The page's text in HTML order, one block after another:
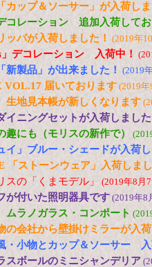
カップ＆ソーサー」が入荷し
コレーション 追加入荷して
ッパが入荷しました！ (2019年
デコレーション 入荷中！
新製品」が出来ました！ (2019
VOL.17 届いております (2019
地見本帳が新しくなります
イニングセットが入荷しました
趣にも（モリスの新作で）
イ」ブルー・シェードが入荷
「ストーンウェア」入荷しま
スの「くまモデル」 (2019年8月
が付いた照明器具です (2019年8
ムラノガラス・コンポート
の会社から壁掛けミラーが入荷
・小物とカップ＆ソーサー
スボールのミニシャンデリア